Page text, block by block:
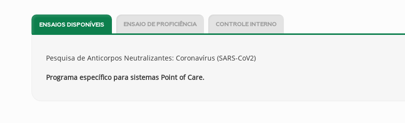
ENSAIOS DISPONÍVEIS ENSAIO DE PROFICIÊNCIA CONTROLE INTERNO
Pesquisa de Anticorpos Neutralizantes: Coronavírus (SARS-CoV2)
Programa específico para sistemas Point of Care.